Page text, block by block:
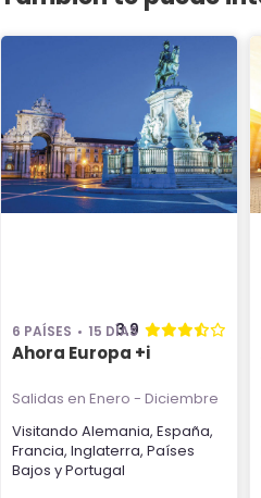
6 PAÍSES 15 DÍAS
3.9
Ahora Europa +i
Salidas en Enero - Diciembre
Visitando Alemania, España,
Francia, Inglaterra, Países
Bajos yPortugal